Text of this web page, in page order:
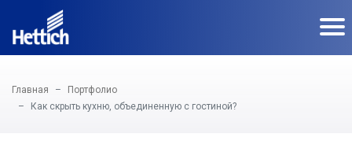
Главная
Портфолио
Как скрыть кухню, объединенную с гостиной?